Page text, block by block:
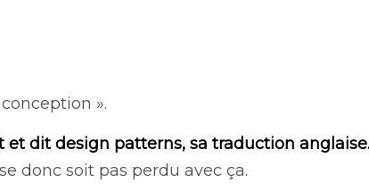
».
dit design patterns, sa traduction anglaise.
donc soit pas perdu avec ça.